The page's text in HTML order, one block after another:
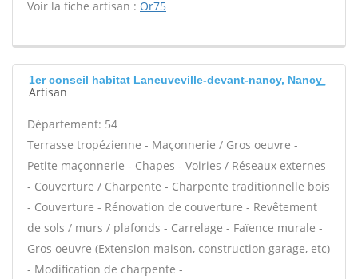
Voir la fiche artisan : Or75
1er conseil habitat Laneuveville-devant-nancy, Nancy
Artisan
Département: 54
Terrasse tropézienne - Maçonnerie / Gros oeuvre -
Petite maçonnerie - Chapes - Voiries / Réseaux externes
- Couverture / Charpente - Charpente traditionnelle bois
- Couverture - Rénovation de couverture - Revêtement
de sols / murs / plafonds - Carrelage - Faïence murale -
Gros oeuvre (Extension maison, construction garage, etc)
- Modification de charpente -